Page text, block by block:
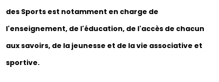
des Sports est notamment en charge de
l'enseignement, de l'éducation, de l'accès de chacun
aux savoirs, de la jeunesse et de la vie associative et
sportive.